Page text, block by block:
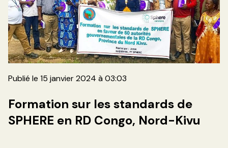
Publié le 15 janvier 2024 à 03:03
Formation sur les standards de
SPHERE en RD Congo, Nord-Kivu